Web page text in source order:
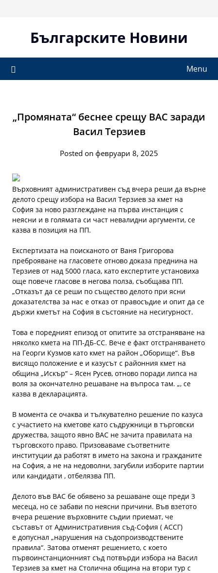
Българските Новини
Menu
„Промяната“ беснее срещу ВАС заради
Васил Терзиев
Posted on февруари 8, 2025
Върховният административен съд вчера реши да върне
делото срещу избора на Васил Терзиев за кмет на
София за ново разглеждане на първа инстанция с
неясни и в голямата си част невалидни аргументи, се
казва в позиция на ПП.
Експертизата на поисканото от Ваня Григорова
преброяване на гласовете отново доказа преднина на
Терзиев от над 5000 гласа, като експертите установиха
още повече гласове в негова полза, съобщава ПП.
„Отказът да се реши по същество делото при ясни
доказателства за нас е отказ от правосъдие и опит да се
държи кметът на София в състояние на несигурност.
Това е поредният епизод от опитите за отстраняване на
няколко кмета на ПП-ДБ-СС. Вече е факт отстраняването
на Георги Кузмов като кмет на район „Оборище“. Във
висящо положение е и казусът с районния кмет на
община „Искър“ – Ясен Русев, отново поради липса на
воля за окончателно решаване на въпроса там. „, се
казва в декларацията.
В момента се очаква и тълкувателно решение по казуса
с участието на кметове като съдружници в търговски
дружества, защото явно ВАС не зачита правилата на
търговското право. Призоваваме съответните
институции да работят в името на закона и гражданите
на София, а не на недоволни, загубили изборите партии
или кандидати , отбелязва ПП.
Делото във ВАС бе обявено за решаване още преди 3
месеца, но се забави по неясни причини. Във взетото
вчера решение върховните съдии приемат, че
съставът от Административния съд-София ( АССГ)
е допуснал „нарушения на съдопроизводствените
правила“. Затова отменят решението, с което
първоинстанционният съд потвърди избора на Васил
Терзиев за кмет на Столична община на втори тур с